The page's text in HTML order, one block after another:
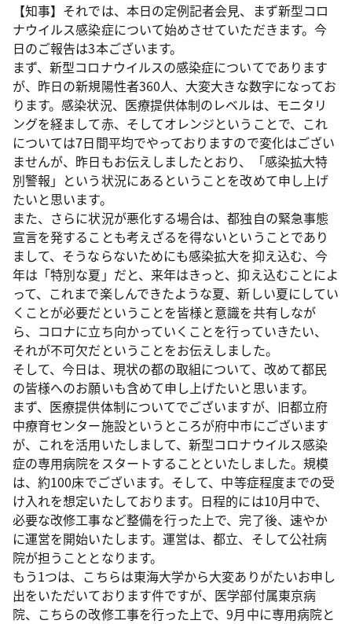
【知事】それでは、本日の定例記者会見、まず新型コロ
ナウイルス感染症について始めさせていただきます。今
日のご報告は3本ございます。
まず、新型コロナウイルスの感染症についてであります
が、昨日の新規陽性者360人、大変大きな数字になってお
ります。感染状況、医療提供体制のレベルは、モニタリ
ングを経まして赤、そしてオレンジということで、これ
については7日間平均でやっておりますので変化はござい
ませんが、昨日もお伝えしましたとおり、「感染拡大特
別警報」という状況にあるということを改めて申し上げ
たいと思います。
また、さらに状況が悪化する場合は、都独自の緊急事態
宣言を発することも考えざるを得ないということであり
まして、そうならないためにも感染拡大を抑え込む、今
年は「特別な夏」だと、来年はきっと、抑え込むことによ
って、これまで楽しんできたような夏、新しい夏にしてい
くことが必要だということを皆様と意識を共有しなが
ら、コロナに立ち向かっていくことを行っていきたい、
それが不可欠だということをお伝えしました。
そして、今日は、現状の都の取組について、改めて都民
の皆様へのお願いも含めて申し上げたいと思います。
まず、医療提供体制についてでございますが、旧都立府
中療育センター施設というところが府中市にございます
が、これを活用いたしまして、新型コロナウイルス感染
症の専用病院をスタートすることといたしました。規模
は、約100床でございます。そして、中等症程度までの受
け入れを想定いたしております。日程的には10月中で、
必要な改修工事など整備を行った上で、完了後、速やか
に運営を開始いたします。運営は、都立、そして公社病
院が担うこととなります。
もう1つは、こちらは東海大学から大変ありがたいお申し
出をいただいております件ですが、医学部付属東京病
院、こちらの改修工事を行った上で、9月中に専用病院と